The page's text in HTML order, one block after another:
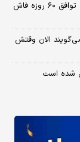
العربیه: توافق بازگشایی تنگه هرمز در راه است/جزئیات توافق ۶۰ روزه فاش
می‌گویند الان وقتش
شده است